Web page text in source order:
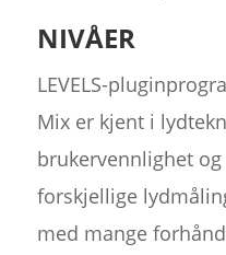
NIVÅER
LEVELS-
Mix er kjent i
brukervennlighet
forskjellige
med mange